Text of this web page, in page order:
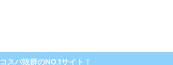
コスパ抜群のNO.1サイト！